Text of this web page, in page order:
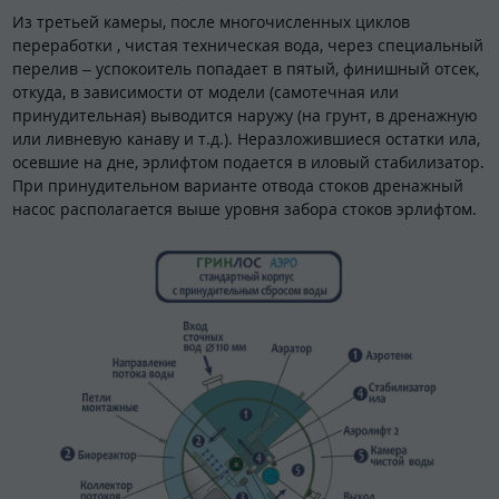
Из третьей камеры, после многочисленных циклов
переработки , чистая техническая вода, через специальный
перелив – успокоитель попадает в пятый, финишный отсек,
откуда, в зависимости от модели (самотечная или
принудительная) выводится наружу (на грунт, в дренажную
или ливневую канаву и т.д.). Неразложившиеся остатки ила,
осевшие на дне, эрлифтом подается в иловый стабилизатор.
При принудительном варианте отвода стоков дренажный
насос располагается выше уровня забора стоков эрлифтом.